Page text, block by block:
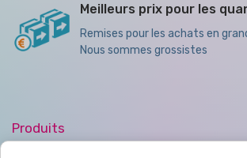
Meilleurs prix pour les
Remises pour les achats en
Nous sommes grossistes
Produits